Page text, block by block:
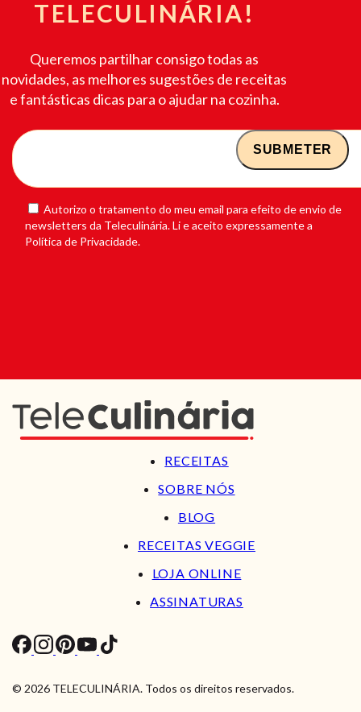
TELECULINÁRIA!
Queremos partilhar consigo todas as
novidades, as melhores sugestões de receitas
e fantásticas dicas para o ajudar na cozinha.
Autorizo o tratamento do meu email para efeito de envio de
newsletters da Teleculinária. Li e aceito expressamente a
Política de Privacidade.
RECEITAS
SOBRE NÓS
BLOG
RECEITAS VEGGIE
LOJA ONLINE
ASSINATURAS
© 2026 TELECULINÁRIA. Todos os direitos reservados.